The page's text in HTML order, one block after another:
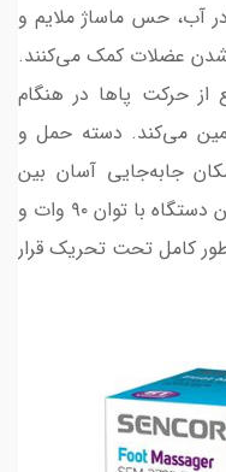
آب، حس ماساژ ملایم و
شدن عضلات کمک می‌کنند.
حرکت پاها در هنگام
می‌کند. دسته حمل و
– امکان جابه‌جایی آسان بین
اتاق‌ها یا حتی استفاده در محل کار. این دستگاه با توان ۹۰ وات و
کامل تحت تحریک قرار